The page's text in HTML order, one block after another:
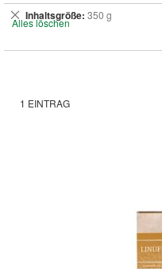
1 EINTRAG
Inhaltsgröße 350 g
Dies
entfernen
Alles löschen